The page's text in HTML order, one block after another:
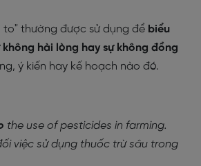
thường được sử dụng để biểu
hài lòng hay sự không đồng
ý kiến hay kế hoạch nào đó.
the use of pesticides in farming.
việc sử dụng thuốc trừ sâu trong